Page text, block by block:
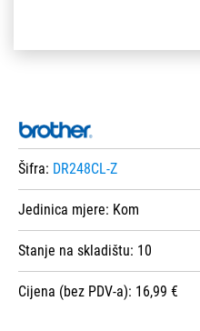
Šifra: DR248CL-Z
Jedinica mjere: Kom
Stanje na skladištu: 10
Cijena (bez PDV-a): 16,99 €